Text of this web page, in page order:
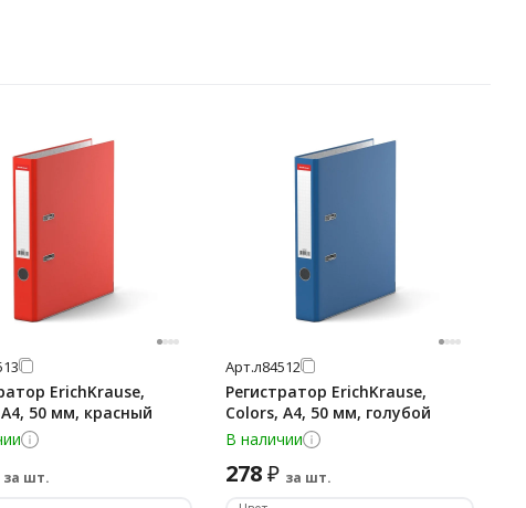
ErichKrause,
50 мм, красный
за шт.
Арт.л84512
Регистратор ErichKrause,
Colors, А4, 50 мм, голубой
В наличии
278₽ за шт.